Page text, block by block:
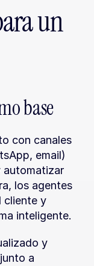
un
base
con canales
email)
automatizar
los agentes
cliente y
inteligente.
y
a